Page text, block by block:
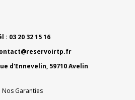
: 03 20 32 15 16
d'Ennevelin, 59710 Avelin
Nos Garanties